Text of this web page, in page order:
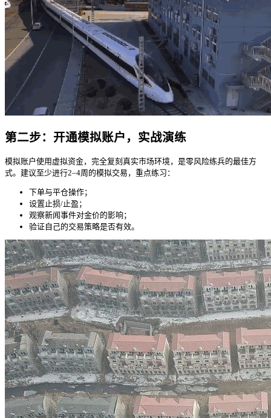
第二步：开通模拟账户，实战演练
模拟账户使用虚拟资金，完全复刻真实市场环境，是零风险练兵的最佳方
式。建议至少进行2–4周的模拟交易，重点练习：
下单与平仓操作；
设置止损/止盈；
观察新闻事件对金价的影响；
验证自己的交易策略是否有效。